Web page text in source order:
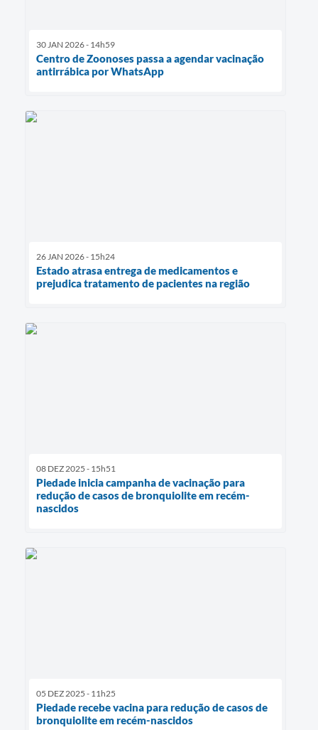
30 JAN 2026 - 14h59
Centro de Zoonoses passa a agendar vacinação
antirrábica por WhatsApp
26 JAN 2026 - 15h24
Estado atrasa entrega de medicamentos e
prejudica tratamento de pacientes na região
08 DEZ 2025 - 15h51
Piedade inicia campanha de vacinação para
redução de casos de bronquiolite em recém-
nascidos
05 DEZ 2025 - 11h25
Piedade recebe vacina para redução de casos de
bronquiolite em recém-nascidos